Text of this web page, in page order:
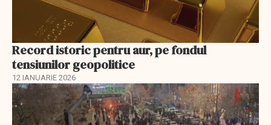
Record istoric pentru aur, pe fondul
tensiunilor geopolitice
12 IANUARIE 2026